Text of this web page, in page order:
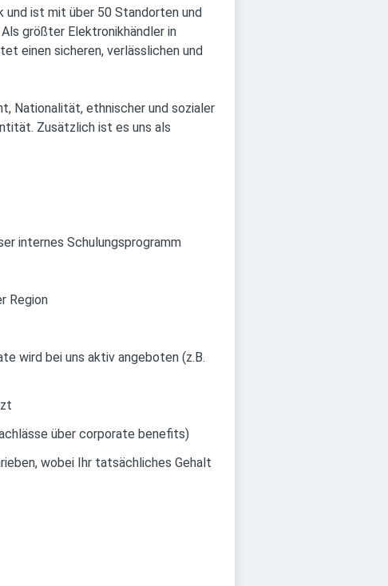
ist mit über 50 Standorten und
größter Elektronikhändler in
einen sicheren, verlässlichen und
Nationalität, ethnischer und sozialer
Zusätzlich ist es uns als
internes Schulungsprogramm
Region
wird bei uns aktiv angeboten (z.B.
über corporate benefits)
wobei Ihr tatsächliches Gehalt